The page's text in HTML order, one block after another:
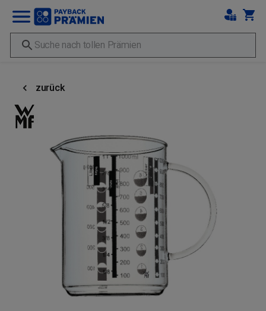
zurück